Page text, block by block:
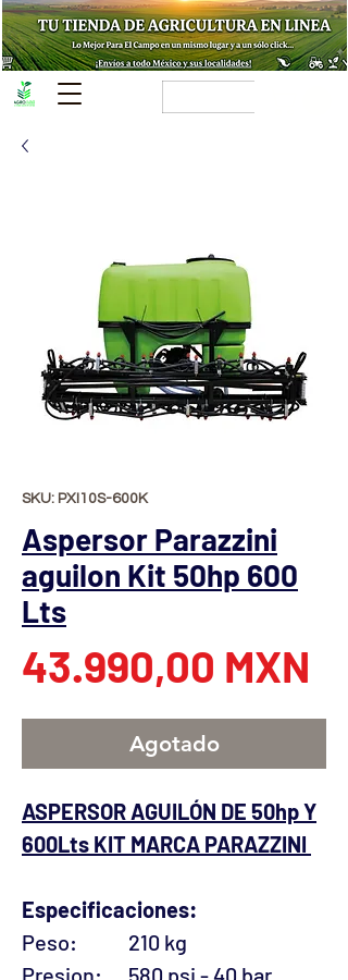
SKU: PXI10S-600K
Aspersor Parazzini
aguilon Kit 50hp 600
Lts​
43.990,00 MXN
Agotado
ASPERSOR AGUILÓN DE 50hp Y
600Lts KIT MARCA PARAZZINI
Especificaciones:
Peso:
210 kg
Presion:
580 psi - 40 bar